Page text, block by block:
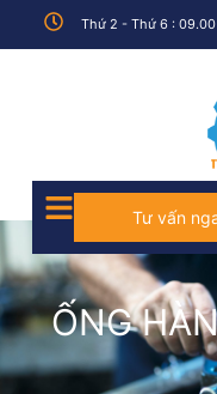
Thứ 2 - Thứ 6 : 09.00
Tư vấn
ỐNG